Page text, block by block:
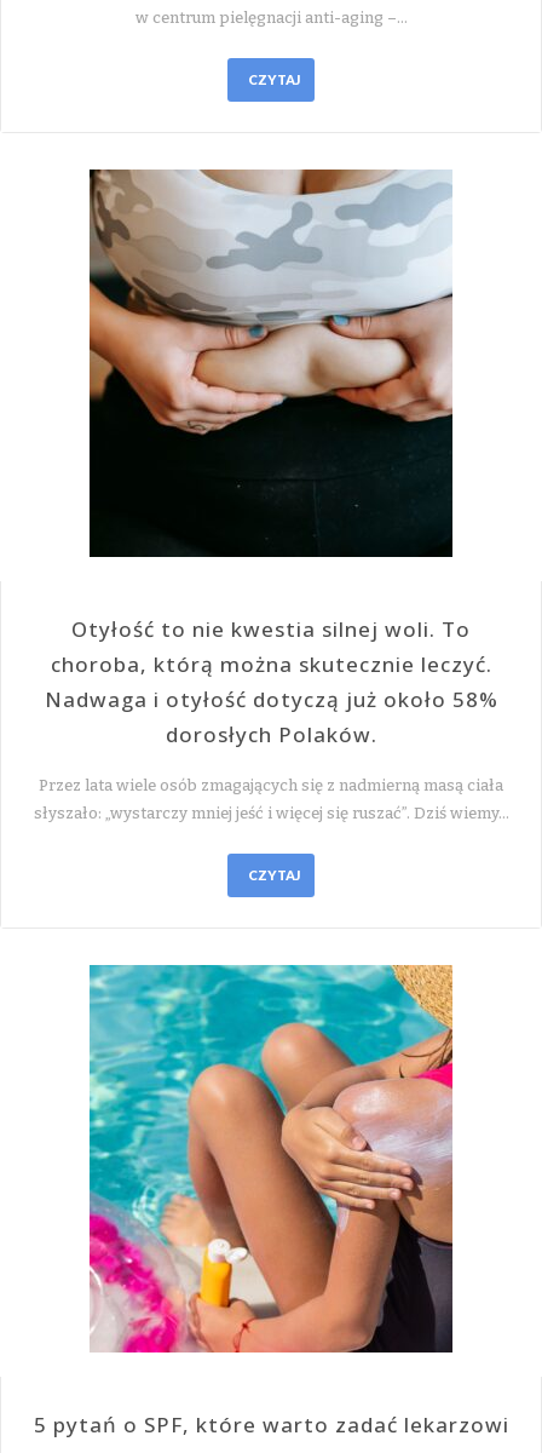
w centrum pielęgnacji anti-aging –…
CZYTAJ
Otyłość to nie kwestia silnej woli. To
choroba, którą można skutecznie leczyć.
Nadwaga i otyłość dotyczą już około 58%
dorosłych Polaków.
Przez lata wiele osób zmagających się z nadmierną masą ciała
słyszało: „wystarczy mniej jeść i więcej się ruszać”. Dziś wiemy…
CZYTAJ
5 pytań o SPF, które warto zadać lekarzowi